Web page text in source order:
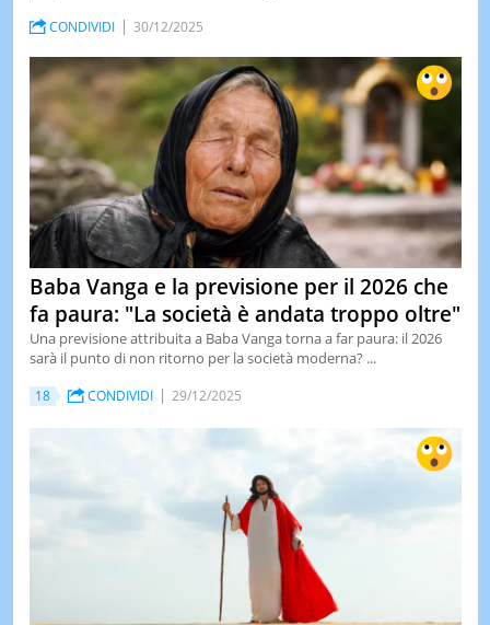
CONDIVIDI 30/12/2025
Baba Vanga e la previsione per il 2026 che
fa paura: "La società è andata troppo oltre"
Una previsione attribuita a Baba Vanga torna a far paura: il 2026
sarà il punto di non ritorno per la società moderna? ...
18 CONDIVIDI 29/12/2025